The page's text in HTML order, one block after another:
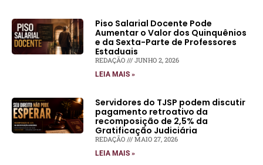
Piso Salarial Docente Pode
Aumentar o Valor dos Quinquênios
e da Sexta-Parte de Professores
Estaduais
REDAÇÃO JUNHO 2, 2026
LEIA MAIS »
Servidores do TJSP podem discutir
pagamento retroativo da
recomposição de 2,5% da
Gratificação Judiciária
REDAÇÃO MAIO 27, 2026
LEIA MAIS »